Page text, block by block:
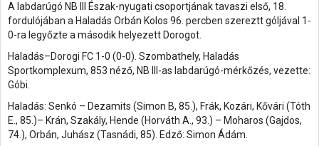
A labdarúgó NB III Észak-nyugati csoportjának tavaszi első, 18.
fordulójában a Haladás Orbán Kolos 96. percben szereztt góljával 1-
0-ra legyőzte a második helyezett Dorogot.
Haladás–Dorogi FC 1-0 (0-0). Szombathely, Haladás
Sportkomplexum, 853 néző, NB III-as labdarúgó-mérkőzés, vezette:
Góbi.
Haladás: Senkó – Dezamits (Simon B, 85.), Frák, Kozári, Kővári (Tóth
E., 85.)– Krán, Szakály, Hende (Horváth A., 93.) – Moharos (Gajdos,
74.), Orbán, Juhász (Tasnádi, 85). Edző: Simon Ádám.